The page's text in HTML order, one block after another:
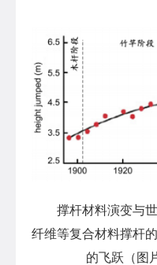
撑杆材料演变与世
纤维等复合材料撑杆
的飞跃（图